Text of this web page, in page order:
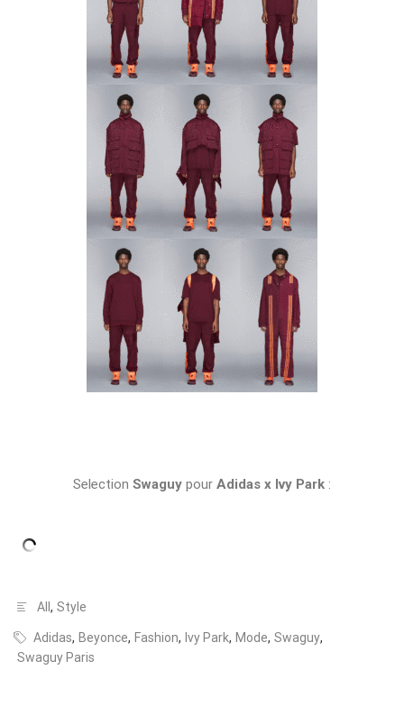
Selection Swaguy pour Adidas x Ivy Park :
All, Style
Adidas, Beyonce, Fashion, Ivy Park, Mode, Swaguy,
Swaguy Paris